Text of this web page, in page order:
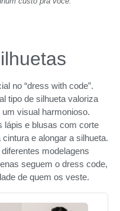
no “dress with code”.
tipo de silhueta valoriza
visual harmonioso.
lápis e blusas com corte
e alongar a silhueta.
modelagens
seguem o dress code,
de quem os veste.